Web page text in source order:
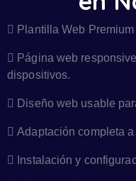
Plantilla Web
Página web
dispositivos.
Diseño web usable
Adaptación completa
Instalación y